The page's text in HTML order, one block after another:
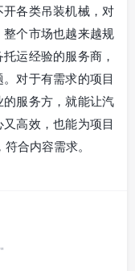
各类吊装机械，对
个市场也越来越规
运经验的服务商，
对于有需求的项目
服务方，就能让汽
高效，也能为项目
合内容需求。